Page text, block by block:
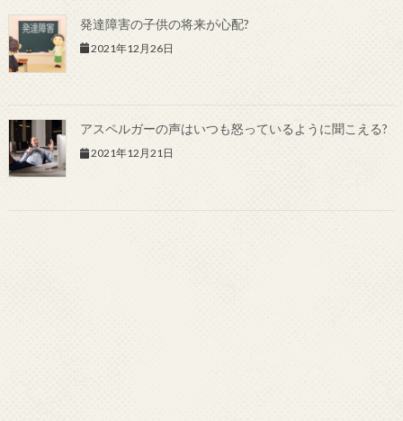
発達障害の子供の将来が心配?
2021年12月26日
アスペルガーの声はいつも怒っているように聞こえる?
2021年12月21日